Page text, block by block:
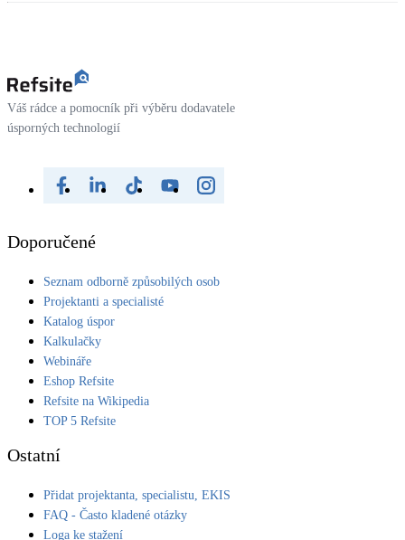
Váš rádce a pomocník při výběru dodavatele
úsporných technologií
Doporučené
Seznam odborně způsobilých osob
Projektanti a specialisté
Katalog úspor
Kalkulačky
Webináře
Eshop Refsite
Refsite na Wikipedia
TOP 5 Refsite
Ostatní
Přidat projektanta, specialistu, EKIS
FAQ - Často kladené otázky
Loga ke stažení